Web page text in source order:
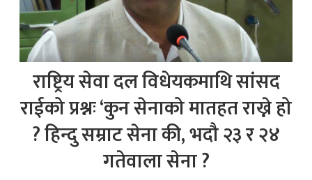
राष्ट्रिय सेवा दल विधेयकमाथि सांसद
राईको प्रश्नः ‘कुन सेनाको मातहत राख्ने हो
? हिन्दु सम्राट सेना की, भदौ २३ र २४
गतेवाला सेना ?